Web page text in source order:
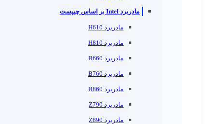
مادربرد Intel بر اساس چیپست
مادربرد H610
مادربرد H810
مادربرد B660
مادربرد B760
مادربرد B860
مادربرد Z790
مادربرد Z890